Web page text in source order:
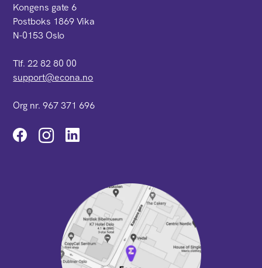
Kongens gate 6
Postboks 1869 Vika
N-0153 Oslo
Tlf. 22 82 80 00
support@econa.no
Org nr. 967 371 696
Instagram